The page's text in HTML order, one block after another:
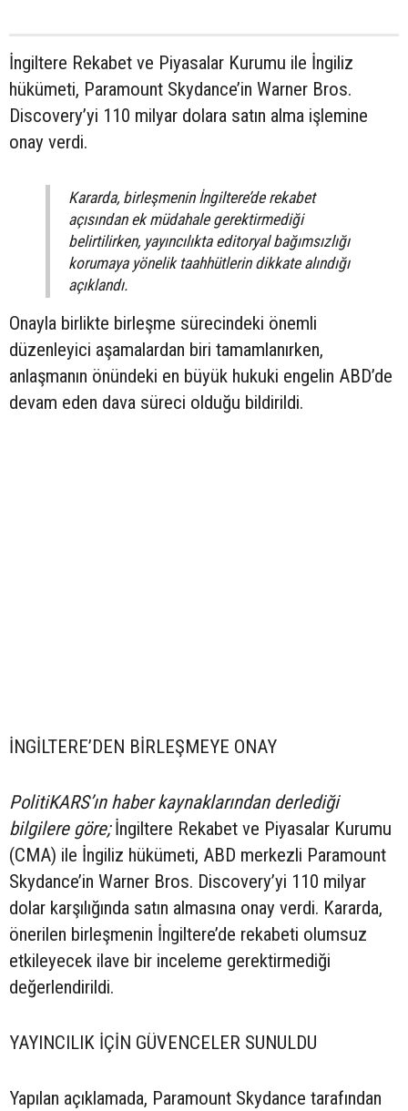
İngiltere Rekabet ve Piyasalar Kurumu ile İngiliz
hükümeti, Paramount Skydance’in Warner Bros.
Discovery’yi 110 milyar dolara satın alma işlemine
onay verdi.
Kararda, birleşmenin İngiltere’de rekabet
açısından ek müdahale gerektirmediği
belirtilirken, yayıncılıkta editoryal bağımsızlığı
korumaya yönelik taahhütlerin dikkate alındığı
açıklandı.
Onayla birlikte birleşme sürecindeki önemli
düzenleyici aşamalardan biri tamamlanırken,
anlaşmanın önündeki en büyük hukuki engelin ABD’de
devam eden dava süreci olduğu bildirildi.
İNGİLTERE’DEN BİRLEŞMEYE ONAY
PolitiKARS’ın haber kaynaklarından derlediği
bilgilere göre;İngiltere Rekabet ve Piyasalar Kurumu
(CMA) ile İngiliz hükümeti, ABD merkezli Paramount
Skydance’in Warner Bros. Discovery’yi 110 milyar
dolar karşılığında satın almasına onay verdi. Kararda,
önerilen birleşmenin İngiltere’de rekabeti olumsuz
etkileyecek ilave bir inceleme gerektirmediği
değerlendirildi.
YAYINCILIK İÇİN GÜVENCELER SUNULDU
Yapılan açıklamada, Paramount Skydance tarafından